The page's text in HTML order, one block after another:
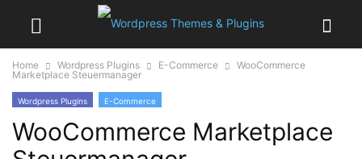
Home Wordpress Plugins E-Commerce
WooCommerce
Marketplace Steuermanager
Wordpress Plugins E-Commerce
WooCommerce Marketplace